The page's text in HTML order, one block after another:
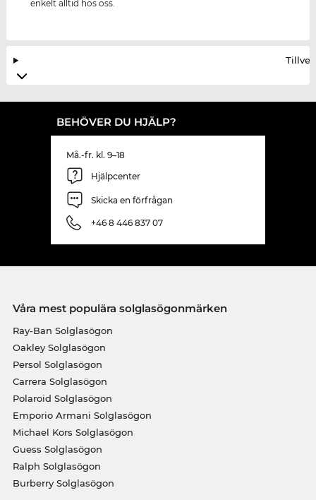
enkelt alltid hos oss.
BEHÖVER DU HJÄLP?
Må.-fr. kl. 9–18
Hjälpcenter
Skicka en förfrågan
+46 8 446 837 07
Våra mest populära solglasögonmärken
Ray-Ban Solglasögon
Oakley Solglasögon
Persol Solglasögon
Carrera Solglasögon
Polaroid Solglasögon
Emporio Armani Solglasögon
Michael Kors Solglasögon
Guess Solglasögon
Ralph Solglasögon
Burberry Solglasögon